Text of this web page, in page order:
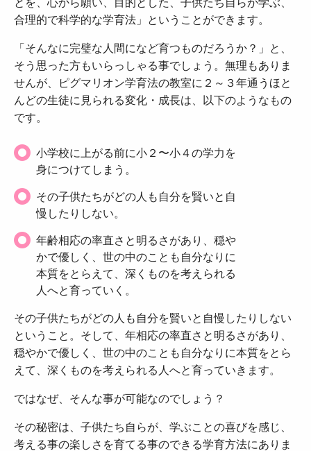
とを、心から願い、目的とした、子供たち自らが学ぶ、
合理的で科学的な学育法」ということができます。
「そんなに完璧な人間になど育つものだろうか？」と、
そう思った方もいらっしゃる事でしょう。無理もありま
せんが、ピグマリオン学育法の教室に２～３年通うほと
んどの生徒に見られる変化・成長は、以下のようなもの
です。
小学校に上がる前に小２〜小４の学力を
身につけてしまう。
その子供たちがどの人も自分を賢いと自
慢したりしない。
年齢相応の率直さと明るさがあり、穏や
かで優しく、世の中のことも自分なりに
本質をとらえて、深くものを考えられる
人へと育っていく。
その子供たちがどの人も自分を賢いと自慢したりしない
ということ。そして、年相応の率直さと明るさがあり、
穏やかで優しく、世の中のことも自分なりに本質をとら
えて、深くものを考えられる人へと育っていきます。
ではなぜ、そんな事が可能なのでしょう？
その秘密は、子供たち自らが、学ぶことの喜びを感じ、
考える事の楽しさを育てる事のできる学育方法にありま